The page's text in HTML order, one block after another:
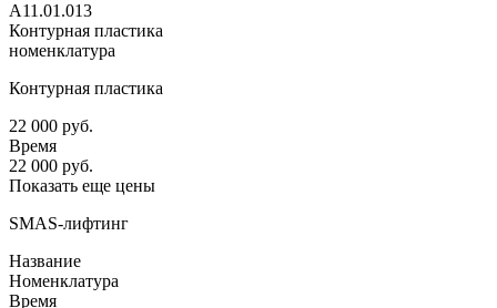
А11.01.013
Контурная пластика
номенклатура
Контурная пластика
22 000 руб.
Время
22 000 руб.
Показать еще цены
SMAS-лифтинг
Название
Номенклатура
Время